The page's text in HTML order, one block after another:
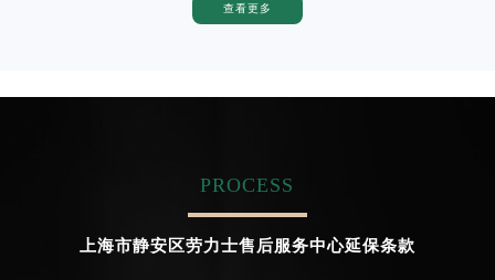
辛迪·克莱门特
查看更多
PROCESS
上海市静安区劳力士售后服务中心延保条款